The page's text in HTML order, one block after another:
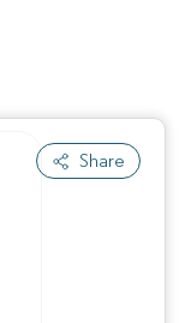
Share